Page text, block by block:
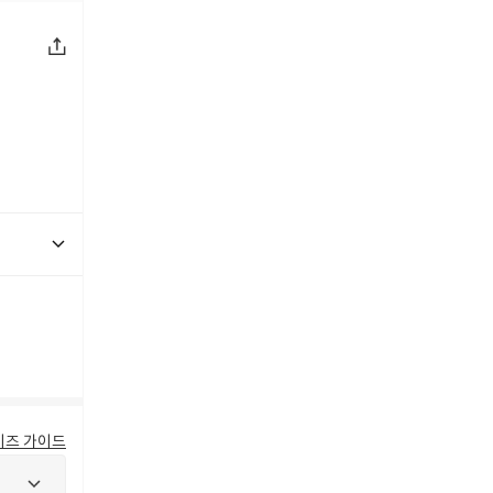
즈 가이드